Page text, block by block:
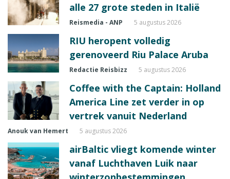
alle 27 grote steden in Italië
Reismedia - ANP 5 augustus 2026
RIU heropent volledig
gerenoveerd Riu Palace Aruba
Redactie Reisbizz 5 augustus 2026
Coffee with the Captain: Holland
America Line zet verder in op
vertrek vanuit Nederland
Anouk van Hemert 5 augustus 2026
airBaltic vliegt komende winter
vanaf Luchthaven Luik naar